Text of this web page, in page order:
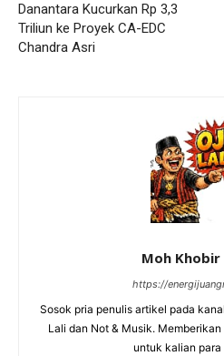
Danantara Kucurkan Rp 3,3
Triliun ke Proyek CA-EDC
Chandra Asri
Moh Khobir
https://
Sosok pria penulis artikel pada
Lali dan Not & Musik.
untuk kalian para